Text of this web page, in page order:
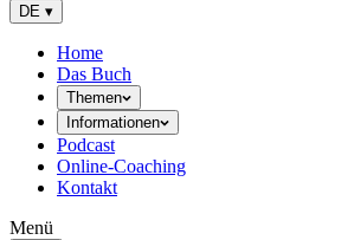
DE ▾
Home
Das Buch
Themen
Informationen
Podcast
Online-Coaching
Kontakt
Menü